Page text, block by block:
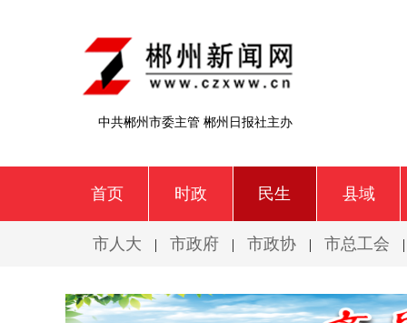
中共郴州市委主管 郴州日报社主办
首页 时政 民生 县域
市人大 | 市政府 | 市政协 | 市总工会